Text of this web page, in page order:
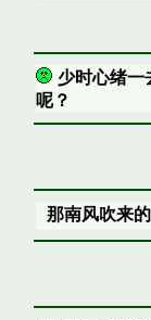
少时心绪一
呢？
那南风吹来